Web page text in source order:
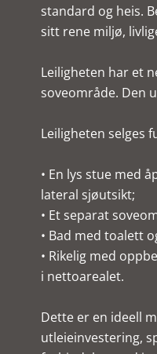
standard og heis.
sitt rene miljø,
Leiligheten har et
soveområde. Den
Leiligheten selges
• En lys stue med
lateral sjøutsikt;
• Et separat
• Bad med toalett
• Rikelig med
i nettoarealet.
Dette er en ideell
utleieinvestering,